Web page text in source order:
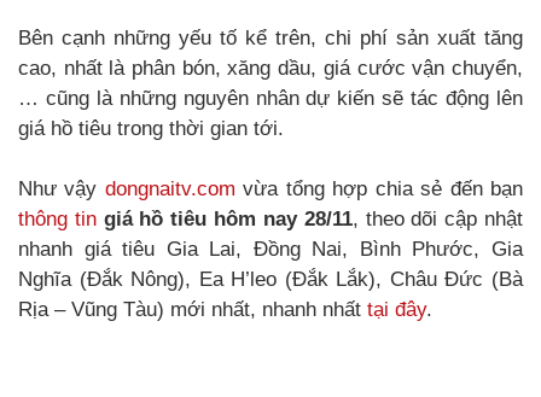
Bên cạnh những yếu tố kể trên, chi phí sản xuất tăng
cao, nhất là phân bón, xăng dầu, giá cước vận chuyển,
… cũng là những nguyên nhân dự kiến sẽ tác động lên
giá hồ tiêu trong thời gian tới.
Như vậy dongnaitv.com vừa tổng hợp chia sẻ đến bạn
thông tin giá hồ tiêu hôm nay 28/11, theo dõi cập nhật
nhanh giá tiêu Gia Lai, Đồng Nai, Bình Phước, Gia
Nghĩa (Đắk Nông), Ea H’leo (Đắk Lắk), Châu Đức (Bà
Rịa – Vũng Tàu) mới nhất, nhanh nhất tại đây.